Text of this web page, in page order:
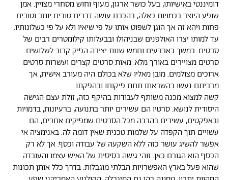
דומיננטי באישיותו, בעל כושר ארגון, מעוף וחוש מסחרי מצויין. אמן
שופע היוצר בכמויות כאלה, בהכרח עושה דברים טובים יותר וטובים
פחות ויהא זה אך הוגן לשפוט אותו על פי שיאיו ולא על פי כשלונותיו.
עד למותו יצרו האולפנים שבניהולו ובבעלותו קילומטרים רבים של
סרטים. במשך כארבעים וחמש שנות יצירה הפיק קרוב לשלושים
סרטים מצויירים באורך מלא. מאות סרטים קצרים ועשרות סרטים
ארוכים מצולמים. מובן מאליו שלא בכולם היה מעורב אישית, אך
מרביתם נעשו בהשראתו תחת פיקוחו ובהפקתו.
קשה למצוא מכנה משותף לעבודות בהיקף כזה, זולת עצם הגישה
היסודית לנושא. סרטיו הם עשירים יותר בתנועה, ברעיונות, בדמויות
ובאפקטים, עשירים בהרבה מכל הסרטים שמפיקים אחרים, הם
עשויים תוך הקפדה על שלמות טכנית שאין דומה לה. באנימציה אי
אפשר להשיג עושר כזה ללא השקעה של עבודה וכסף. אך לא רק
הכסף הוא הגורם כאן. זוהי גישה בסיסית של האיש עצמו והעובדה
שהוא פעל בארץ האפשרויות הבלתי מוגבלות. בדרך כלל אותן תכונות